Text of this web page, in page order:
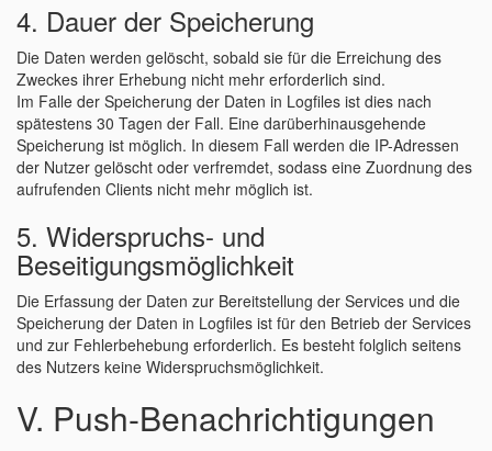
4. Dauer der Speicherung
Die Daten werden gelöscht, sobald sie für die Erreichung des
Zweckes ihrer Erhebung nicht mehr erforderlich sind.
Im Falle der Speicherung der Daten in Logfiles ist dies nach
spätestens 30 Tagen der Fall. Eine darüberhinausgehende
Speicherung ist möglich. In diesem Fall werden die IP-Adressen
der Nutzer gelöscht oder verfremdet, sodass eine Zuordnung des
aufrufenden Clients nicht mehr möglich ist.
5. Widerspruchs- und
Beseitigungsmöglichkeit
Die Erfassung der Daten zur Bereitstellung der Services und die
Speicherung der Daten in Logfiles ist für den Betrieb der Services
und zur Fehlerbehebung erforderlich. Es besteht folglich seitens
des Nutzers keine Widerspruchsmöglichkeit.
V. Push-Benachrichtigungen